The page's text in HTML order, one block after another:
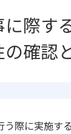
に際す
確認
際に実施す